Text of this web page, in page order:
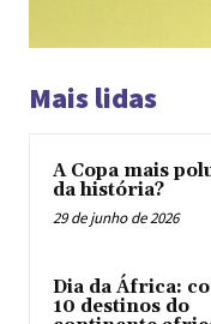
Mais lidas
A Copa mais
da história?
29 de junho de 2026
Dia da África:
10 destinos do